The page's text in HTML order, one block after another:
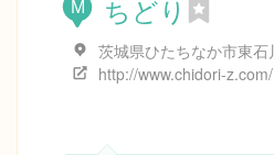
M ちどり
http://www.chidori-z.com/